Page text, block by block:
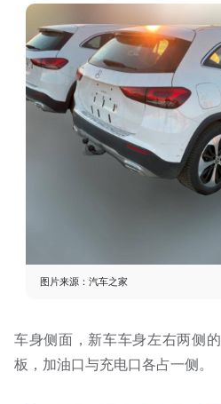
图片来源：汽车之家
车身侧面，新车车身左右两侧
板，加油口与充电口各占一侧。